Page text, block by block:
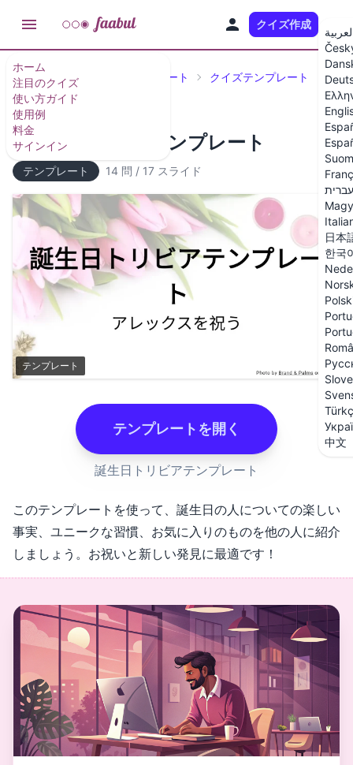
ホーム
注目のクイズ
使い方ガイド
使用例
料金
サインイン
クイズ作成
עברית
日本
한국
中文
注目のクイズとクイズテンプレート クイズテンプレート
誕生日トリビアテンプレート
テンプレート 14 問 / 17 スライド
テンプレート
テンプレートを開く
誕生日トリビアテンプレート
このテンプレートを使って、誕生日の人についての楽しい
事実、ユニークな習慣、お気に入りのものを他の人に紹介
しましょう。お祝いと新しい発見に最適です！